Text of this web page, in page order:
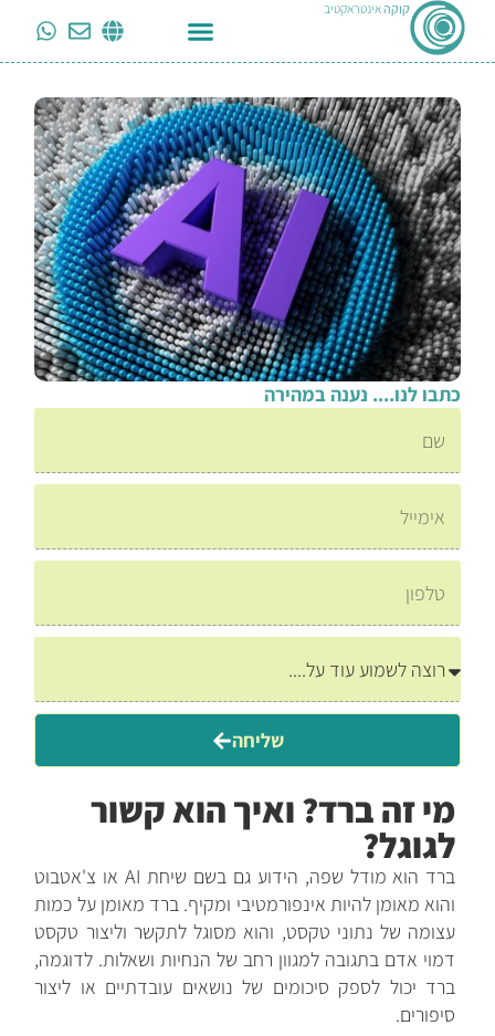
קוקהאינטראקטיב
כתבו לנו.... נענה במהירה
שליחה
מי זה ברד? ואיך הוא קשור
לגוגל?
ברד הוא מודל שפה, הידוע גם בשם שיחת AI או צ'אטבוט
והוא מאומן להיות אינפורמטיבי ומקיף. ברד מאומן על כמות
עצומה של נתוני טקסט, והוא מסוגל לתקשר וליצור טקסט
דמוי אדם בתגובה למגוון רחב של הנחיות ושאלות. לדוגמה,
ברד יכול לספק סיכומים של נושאים עובדתיים או ליצור
סיפורים.